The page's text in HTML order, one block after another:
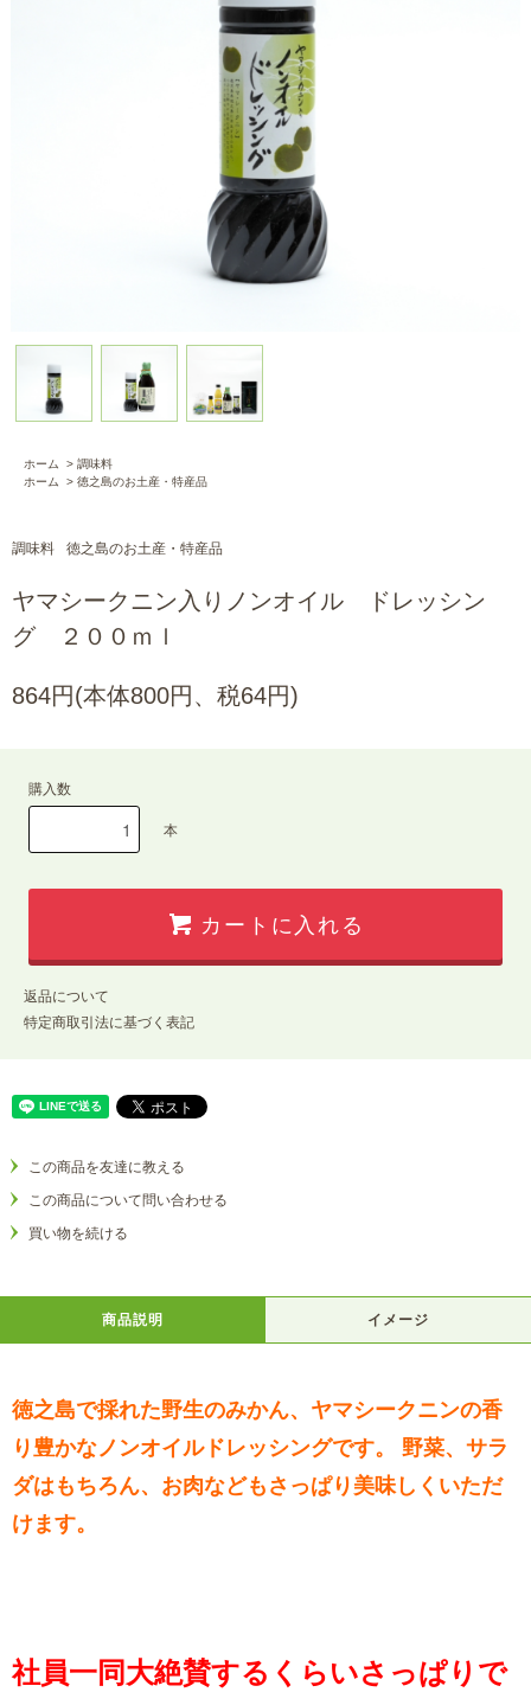
ホーム > 調味料
ホーム
> 徳之島のお土産・特産品
調味料 徳之島のお土産・特産品
ヤマシークニン入りノンオイル ドレッシン
グ ２００ｍｌ
864円(本体800円、税64円)
購入数
本
カートに入れる
返品について
特定商取引法に基づく表記
この商品を友達に教える
この商品について問い合わせる
買い物を続ける
商品説明 イメージ
徳之島で採れた野生のみかん、ヤマシークニンの香
り豊かなノンオイルドレッシングです。 野菜、サラ
ダはもちろん、お肉などもさっぱり美味しくいただ
けます。
社員一同大絶賛するくらいさっぱりで